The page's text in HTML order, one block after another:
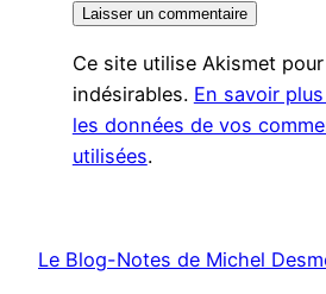
Ce site utilise Akismet
indésirables. En savoir
les données de vos
utilisées.
Le Blog-Notes de Michel